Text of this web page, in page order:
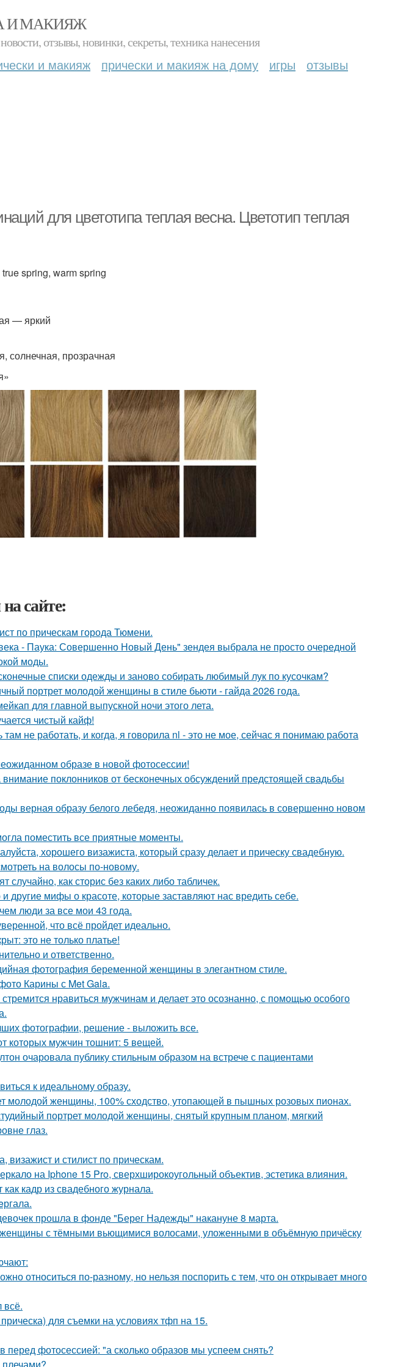
И МАКИЯЖ
отзывы, новинки, секреты, техника нанесения
и макияж прически и макияж на дому игры отзывы
для цветотипа теплая весна. Цветотип теплая
spring, warm spring
— яркий
солнечная, прозрачная
сайте:
по прическам города Тюмени.
- Паука: Совершенно Новый День" зендея выбрала не просто очередной
моды.
списки одежды и заново собирать любимый лук по кусочкам?
портрет молодой женщины в стиле бьюти - гайда 2026 года.
для главной выпускной ночи этого лета.
чистый кайф!
не работать, и когда, я говорила nl - это не мое, сейчас я понимаю работа
образе в новой фотосессии!
поклонников от бесконечных обсуждений предстоящей свадьбы
верная образу белого лебедя, неожиданно появилась в совершенно новом
поместить все приятные моменты.
хорошего визажиста, который сразу делает и прическу свадебную.
на волосы по-новому.
случайно, как сторис без каких либо табличек.
другие мифы о красоте, которые заставляют нас вредить себе.
люди за все мои 43 года.
что всё пройдет идеально.
это не только платье!
и ответственно.
фотография беременной женщины в элегантном стиле.
Карины с Met Gala.
нравиться мужчинам и делает это осознанно, с помощью особого
фотографии, решение - выложить все.
которых мужчин тошнит: 5 вещей.
очаровала публику стильным образом на встрече с пациентами
к идеальному образу.
молодой женщины, 100% сходство, утопающей в пышных розовых пионах.
портрет молодой женщины, снятый крупным планом, мягкий
глаз.
визажист и стилист по прическам.
на Iphone 15 Pro, сверхширокоугольный объектив, эстетика влияния.
кадр из свадебного журнала.
прошла в фонде "Берег Надежды" накануне 8 марта.
с тёмными вьющимися волосами, уложенными в объёмную причёску
относиться по-разному, но нельзя поспорить с тем, что он открывает много
всё.
для съемки на условиях тфп на 15.
фотосессией: "а сколько образов мы успеем снять?